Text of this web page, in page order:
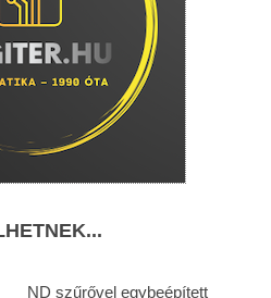
ND szűrővel egybeépített